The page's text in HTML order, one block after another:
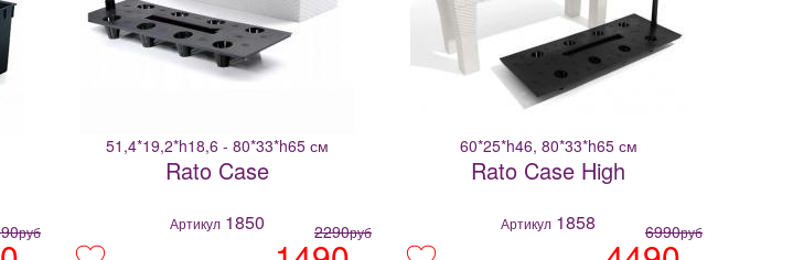
руб
51,4*19,2*h18,6 - 80*33*h65 см
Rato Case
Артикул 1850 2290руб
60*25*h46, 80*33*h65 см
Rato Case High
Артикул 1858 6990руб